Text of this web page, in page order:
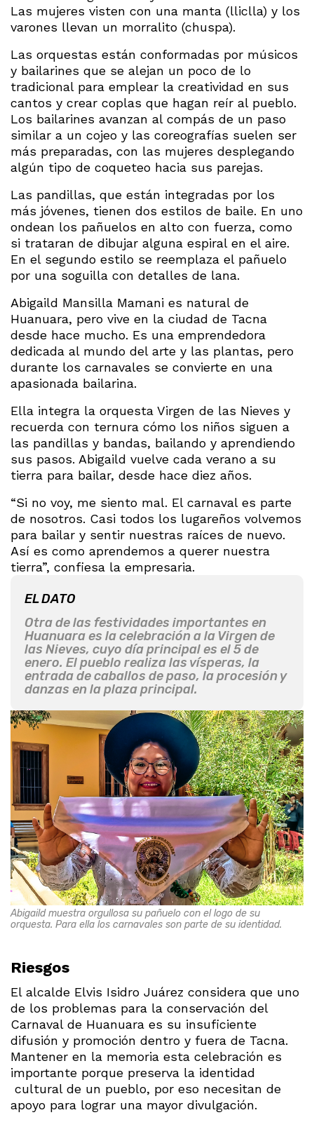
Las mujeres visten con una manta (lliclla) y los
varones llevan un morralito (chuspa).
Las orquestas están conformadas por músicos
y bailarines que se alejan un poco de lo
tradicional para emplear la creatividad en sus
cantos y crear coplas que hagan reír al pueblo.
Los bailarines avanzan al compás de un paso
similar a un cojeo y las coreografías suelen ser
más preparadas, con las mujeres desplegando
algún tipo de coqueteo hacia sus parejas.
Las pandillas, que están integradas por los
más jóvenes, tienen dos estilos de baile. En uno
ondean los pañuelos en alto con fuerza, como
si trataran de dibujar alguna espiral en el aire.
En el segundo estilo se reemplaza el pañuelo
por una soguilla con detalles de lana.
Abigaild Mansilla Mamani es natural de
Huanuara, pero vive en la ciudad de Tacna
desde hace mucho. Es una emprendedora
dedicada al mundo del arte y las plantas, pero
durante los carnavales se convierte en una
apasionada bailarina.
Ella integra la orquesta Virgen de las Nieves y
recuerda con ternura cómo los niños siguen a
las pandillas y bandas, bailando y aprendiendo
sus pasos. Abigaild vuelve cada verano a su
tierra para bailar, desde hace diez años.
“Si no voy, me siento mal. El carnaval es parte
de nosotros. Casi todos los lugareños volvemos
para bailar y sentir nuestras raíces de nuevo.
Así es como aprendemos a querer nuestra
tierra”, confiesa la empresaria.
EL DATO
Otra de las festividades importantes en
Huanuara es la celebración a la Virgen de
las Nieves, cuyo día principal es el 5 de
enero. El pueblo realiza las vísperas, la
entrada de caballos de paso, la procesión y
danzas en la plaza principal.
Abigaild muestra orgullosa su pañuelo con el logo de su
orquesta. Para ella los carnavales son parte de su identidad.
Riesgos
El alcalde Elvis Isidro Juárez considera que uno
de los problemas para la conservación del
Carnaval de Huanuara es su insuficiente
difusión y promoción dentro y fuera de Tacna.
Mantener en la memoria esta celebración es
importante porque preserva la identidad
cultural de un pueblo, por eso necesitan de
apoyo para lograr una mayor divulgación.